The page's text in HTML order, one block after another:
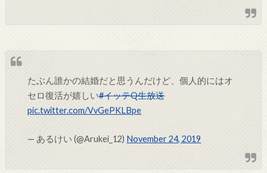
たぶん誰かの結婚だと思うんだけど、個人的にはオ
セロ復活が嬉しい#イッテQ生放送
pic.twitter.com/VvGePKLBpe
— あるけい (@Arukei_12) November 24, 2019